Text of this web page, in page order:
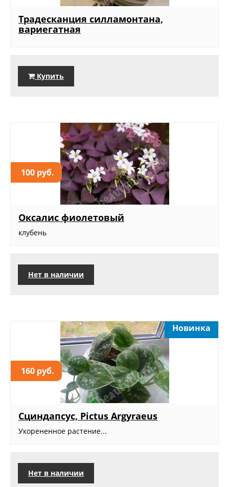
Традесканция силламонтана,
вариегатная
Купить
100 руб.
Оксалис фиолетовый
клубень
Нет в наличии
160 руб.
Новинка
Сциндапсус, Pictus Argyraeus
Укорененное растение...
Нет в наличии